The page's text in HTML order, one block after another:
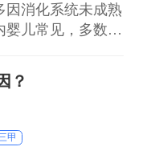
因消化系统未成熟
婴儿常见，多数为
酶不足，未完全
能是肠道黏膜正
喂养或冲调过
空气，可能引发
？
甲